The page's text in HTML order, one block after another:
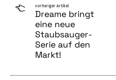
vorheriger Artikel
Dreame bringt
eine neue
Staubsauger-
Serie auf den
Markt!